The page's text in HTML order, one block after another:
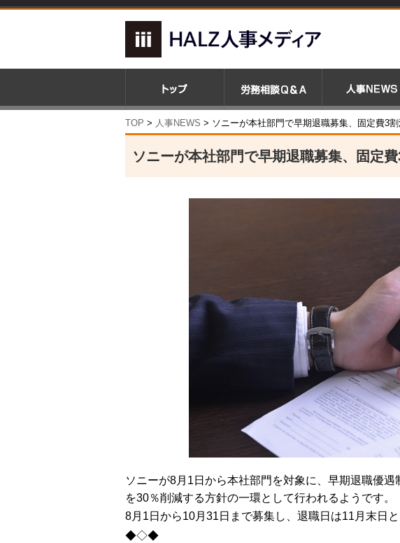
TOP > 人事NEWS > ソニーが本社部門で早期退職募集、固定費3
ソニーが本社部門で早期退職募集、固定
ソニーが8月1日から本社部門を対象に、早期退職優
を30％削減する方針の一環として行われるようです。
8月1日から10月31日まで募集し、退職日は11月末日と
◆◇◆